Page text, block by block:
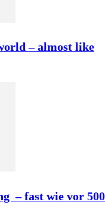
– almost like
– fast wie vor 500